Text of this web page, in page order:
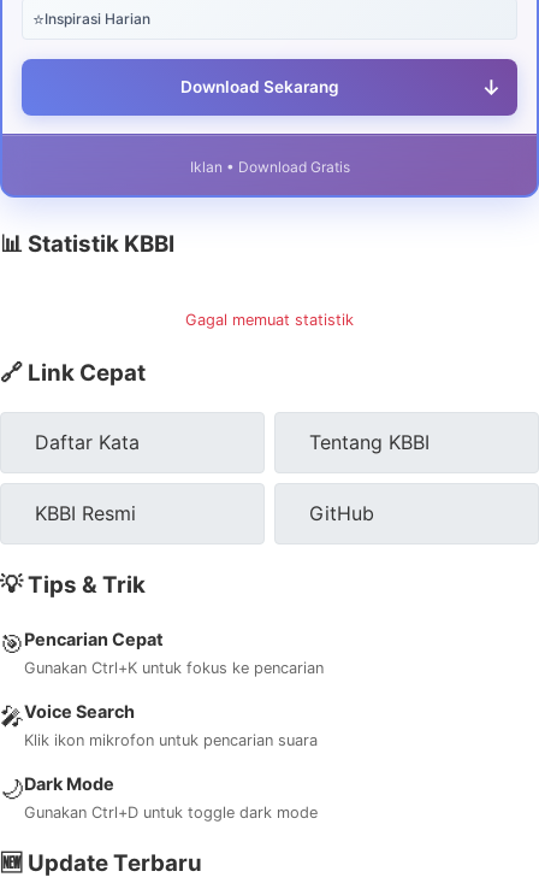
⭐Inspirasi Harian
Download Sekarang ↓
Iklan • Download Gratis
📊 Statistik KBBI
Gagal memuat statistik
🔗 Link Cepat
Daftar Kata Tentang KBBI
KBBI Resmi GitHub
💡 Tips & Trik
🎯Pencarian Cepat
Gunakan Ctrl+K untuk fokus ke pencarian
🎤Voice Search
Klik ikon mikrofon untuk pencarian suara
🌙Dark Mode
Gunakan Ctrl+D untuk toggle dark mode
🆕 Update Terbaru